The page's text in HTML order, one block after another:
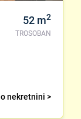
52 m2
TROSOBAN
nekretnini >